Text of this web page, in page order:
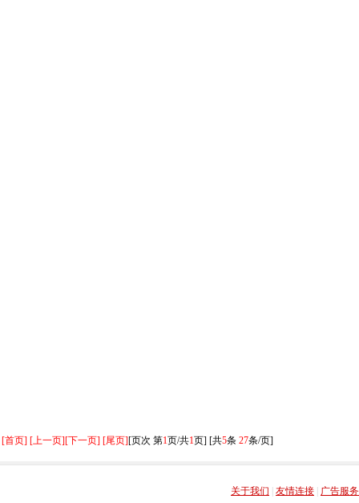
[首页] [上一页][下一页] [尾页][页次 第1页/共1页] [共5条 27条/页]
关于我们 友情连接 广告服务